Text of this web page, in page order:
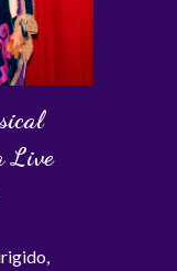
Live